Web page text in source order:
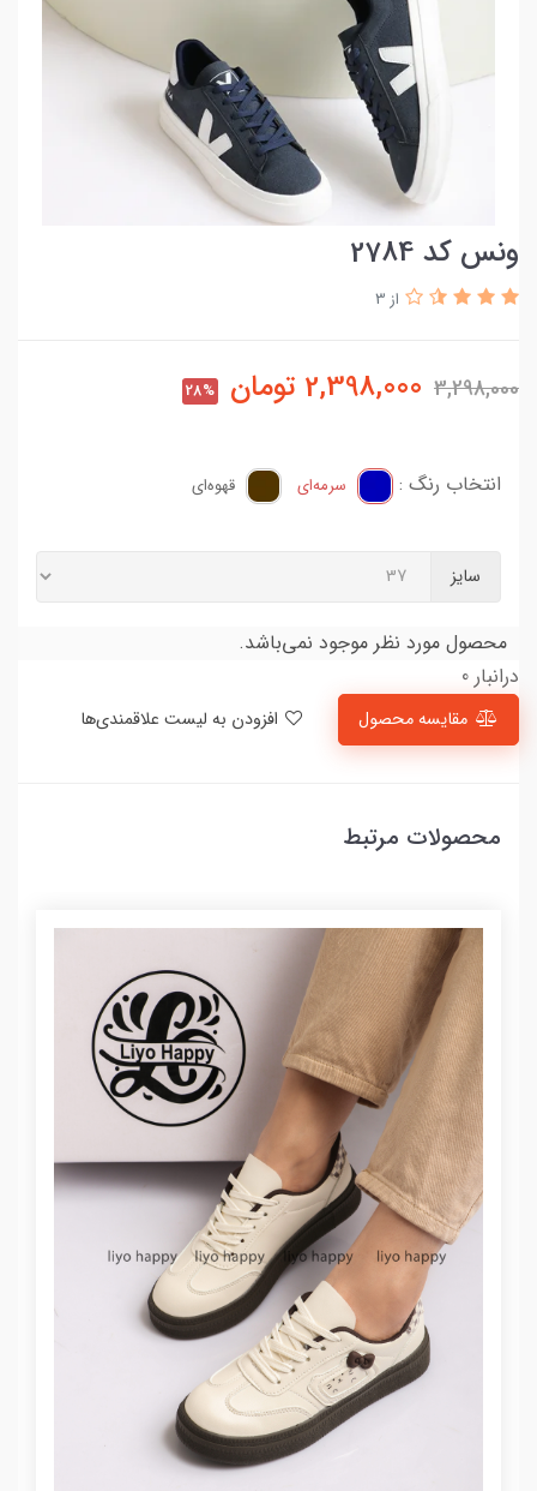
ونس کد 2784
از 3
3,298,000
2,398,000 تومان 28%
انتخاب رنگ : سرمه‌ای قهوه‌ای
سایز
محصول مورد نظر موجود نمی‌باشد.
درانبار 0
مقایسه محصول
محصولات مرتبط